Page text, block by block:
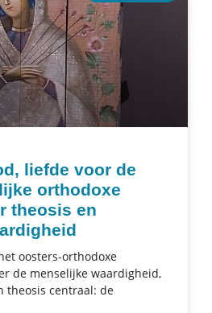
liefde voor de
orthodoxe
theosis en
oosters-orthodoxe
de menselijke waardigheid,
theosis centraal: de